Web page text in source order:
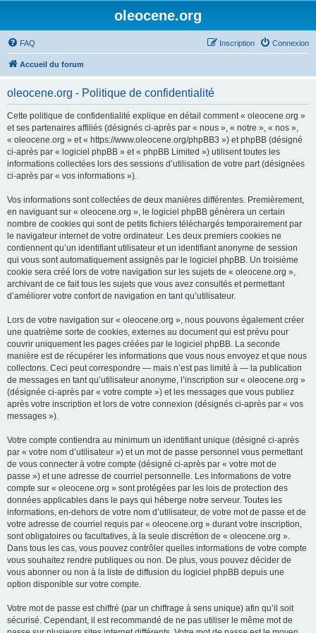
oleocene.org
FAQ Connexion
Inscription
Accueil du forum
oleocene.org - Politique de confidentialité
Cette politique de confidentialité explique en détail comment « oleocene.org »
et ses partenaires affiliés (désignés ci-après par « nous », « notre », « nos »,
« oleocene.org » et « https://www.oleocene.org/phpBB3 ») et phpBB (désigné
ci-après par « logiciel phpBB » et « phpBB Limited ») utilisent toutes les
informations collectées lors des sessions d’utilisation de votre part (désignées
ci-après par « vos informations »).
Vos informations sont collectées de deux manières différentes. Premièrement,
en naviguant sur « oleocene.org », le logiciel phpBB génèrera un certain
nombre de cookies qui sont de petits fichiers téléchargés temporairement par
le navigateur internet de votre ordinateur. Les deux premiers cookies ne
contiennent qu’un identifiant utilisateur et un identifiant anonyme de session
qui vous sont automatiquement assignés par le logiciel phpBB. Un troisième
cookie sera créé lors de votre navigation sur les sujets de « oleocene.org »,
archivant de ce fait tous les sujets que vous avez consultés et permettant
d’améliorer votre confort de navigation en tant qu’utilisateur.
Lors de votre navigation sur « oleocene.org », nous pouvons également créer
une quatrième sorte de cookies, externes au document qui est prévu pour
couvrir uniquement les pages créées par le logiciel phpBB. La seconde
manière est de récupérer les informations que vous nous envoyez et que nous
collectons. Ceci peut correspondre — mais n’est pas limité à — la publication
de messages en tant qu’utilisateur anonyme, l’inscription sur « oleocene.org »
(désignée ci-après par « votre compte ») et les messages que vous publiez
après votre inscription et lors de votre connexion (désignés ci-après par « vos
messages »).
Votre compte contiendra au minimum un identifiant unique (désigné ci-après
par « votre nom d’utilisateur ») et un mot de passe personnel vous permettant
de vous connecter à votre compte (désigné ci-après par « votre mot de
passe ») et une adresse de courriel personnelle. Les informations de votre
compte sur « oleocene.org » sont protégées par les lois de protection des
données applicables dans le pays qui héberge notre serveur. Toutes les
informations, en-dehors de votre nom d’utilisateur, de votre mot de passe et de
votre adresse de courriel requis par « oleocene.org » durant votre inscription,
sont obligatoires ou facultatives, à la seule discrétion de « oleocene.org ».
Dans tous les cas, vous pouvez contrôler quelles informations de votre compte
vous souhaitez rendre publiques ou non. De plus, vous pouvez décider de
vous abonner ou non à la liste de diffusion du logiciel phpBB depuis une
option disponible sur votre compte.
Votre mot de passe est chiffré (par un chiffrage à sens unique) afin qu’il soit
sécurisé. Cependant, il est recommandé de ne pas utiliser le même mot de